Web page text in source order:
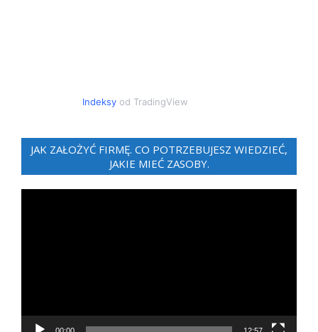
Indeksyod TradingView
JAK ZAŁOŻYĆ FIRMĘ. CO POTRZEBUJESZ WIEDZIEĆ,
JAKIE MIEĆ ZASOBY.